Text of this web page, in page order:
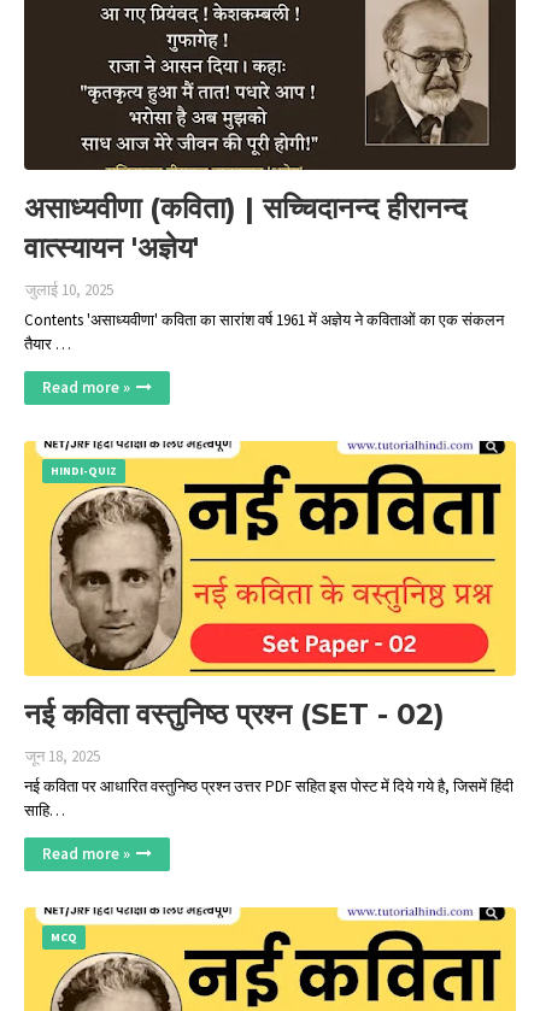
असाध्यवीणा (कविता) | सच्चिदानन्द हीरानन्द
वात्स्यायन 'अज्ञेय'
जुलाई 10, 2025
Contents 'असाध्यवीणा' कविता का सारांश वर्ष 1961 में अज्ञेय ने कविताओं का एक संकलन
तैयार …
Read more »
HINDI-QUIZ
नई कविता वस्तुनिष्ठ प्रश्न (SET - 02)
जून 18, 2025
नई कविता पर आधारित वस्तुनिष्ठ प्रश्न उत्तर PDF सहित इस पोस्‍ट में दिये गये है, जिसमें हिंदी
साहि…
Read more »
MCQ